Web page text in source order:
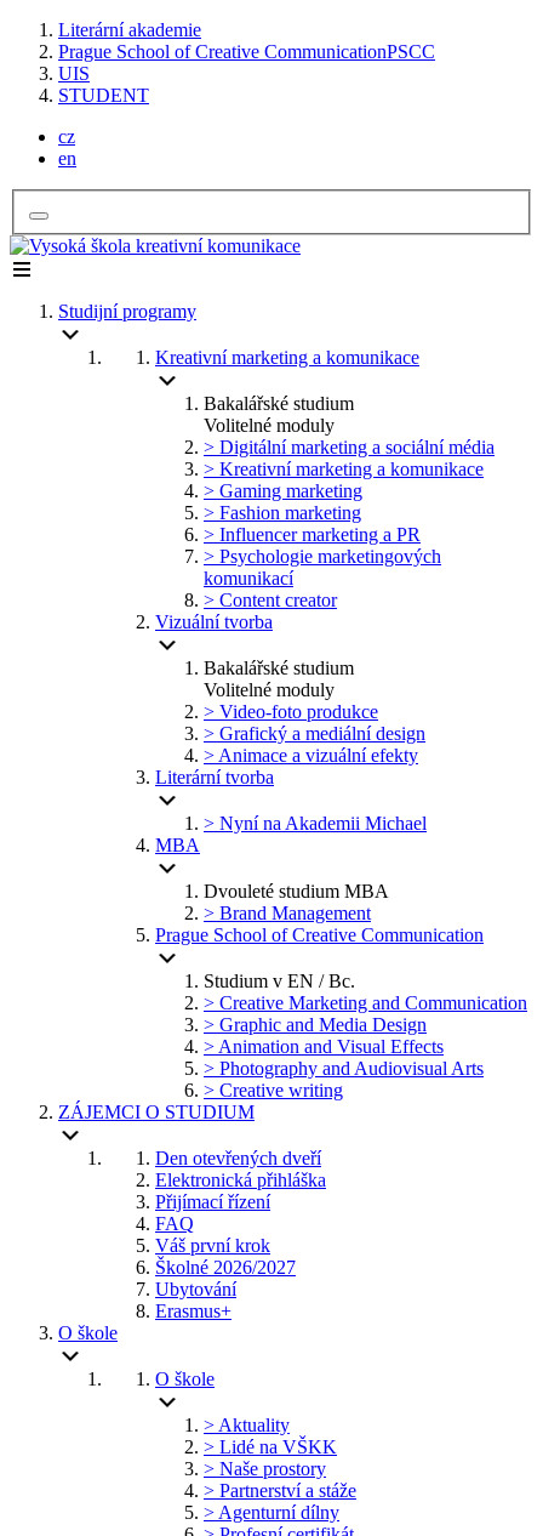
Literární akademie
Prague School of Creative CommunicationPSCC
UIS
STUDENT
cz
en
Studijní programy
Kreativní marketing a komunikace
Bakalářské studium
Volitelné moduly
> Digitální marketing a sociální média
> Kreativní marketing a komunikace
> Gaming marketing
> Fashion marketing
> Influencer marketing a PR
> Psychologie marketingových
komunikací
> Content creator
Vizuální tvorba
Bakalářské studium
Volitelné moduly
> Video-foto produkce
> Grafický a mediální design
> Animace a vizuální efekty
Literární tvorba
> Nyní na Akademii Michael
MBA
Dvouleté studium MBA
> Brand Management
Prague School of Creative Communication
Studium v EN / Bc.
> Creative Marketing and Communication
> Graphic and Media Design
> Animation and Visual Effects
> Photography and Audiovisual Arts
> Creative writing
ZÁJEMCI O STUDIUM
Den otevřených dveří
Elektronická přihláška
Přijímací řízení
FAQ
Váš první krok
Školné 2026/2027
Ubytování
Erasmus+
O škole
O škole
> Aktuality
> Lidé na VŠKK
> Naše prostory
> Partnerství a stáže
> Agenturní dílny